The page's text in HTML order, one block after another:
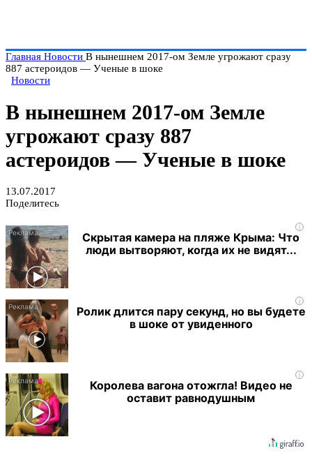
Главная Новости В нынешнем 2017-ом Земле угрожают сразу
887 астероидов — Ученые в шоке
Новости
В нынешнем 2017-ом Земле
угрожают сразу 887
астероидов — Ученые в шоке
13.07.2017
Поделитесь
i
Скрытая камера на пляже Крыма: Что
люди вытворяют, когда их не видят...
i
Ролик длится пару секунд, но вы будете
в шоке от увиденного
i
Королева вагона отожгла! Видео не
оставит равнодушным